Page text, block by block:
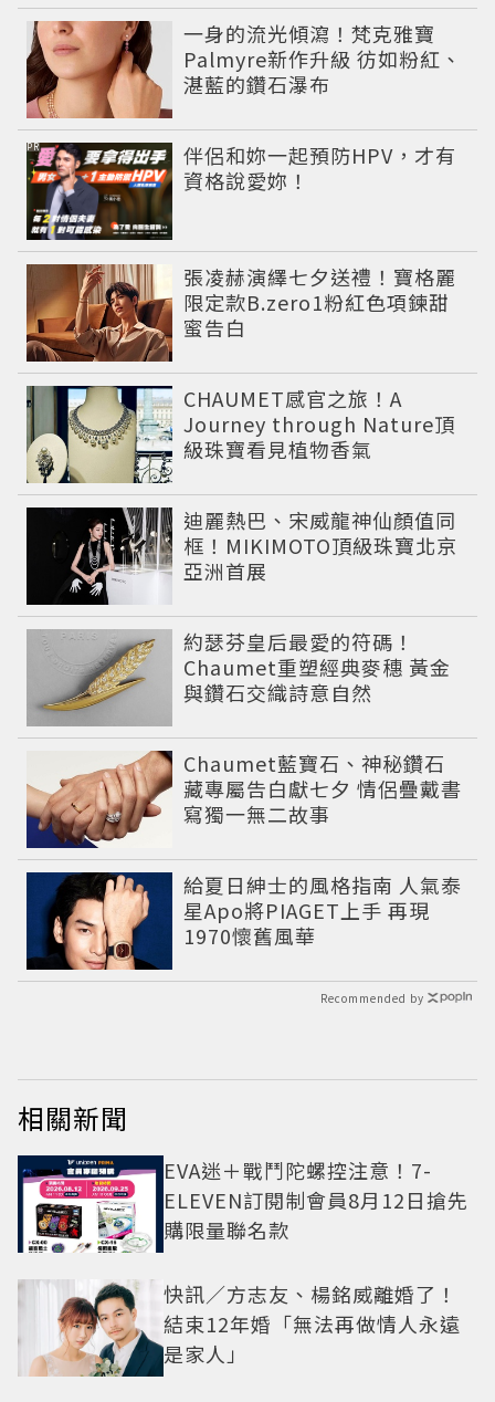
一身的流光傾瀉！梵克雅寶
Palmyre新作升級 彷如粉紅、
湛藍的鑽石瀑布
伴侶和妳一起預防HPV，才有
資格說愛妳！
PR
張凌赫演繹七夕送禮！寶格麗
限定款B.zero1粉紅色項鍊甜
蜜告白
CHAUMET感官之旅！A
Journey through Nature頂
級珠寶看見植物香氣
迪麗熱巴、宋威龍神仙顏值同
框！MIKIMOTO頂級珠寶北京
亞洲首展
約瑟芬皇后最愛的符碼！
Chaumet重塑經典麥穗 黃金
與鑽石交織詩意自然
Chaumet藍寶石、神秘鑽石
藏專屬告白獻七夕 情侶疊戴書
寫獨一無二故事
給夏日紳士的風格指南 人氣泰
星Apo將PIAGET上手 再現
1970懷舊風華
Recommended by
相關新聞
EVA迷＋戰鬥陀螺控注意！7-
ELEVEN訂閱制會員8月12日搶先
購限量聯名款
快訊／方志友、楊銘威離婚了！
結束12年婚「無法再做情人永遠
是家人」